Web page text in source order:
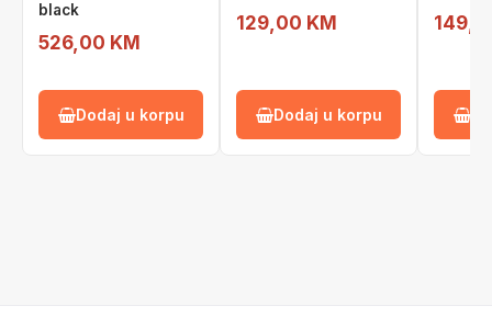
black
526,00 KM
Dodaj u korpu
129,00 KM
Dodaj u korpu